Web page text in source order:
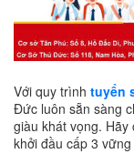
Với quy trình tuyển
Đức luôn sẵn sàng
giàu khát vọng.
khởi đầu cấp 3